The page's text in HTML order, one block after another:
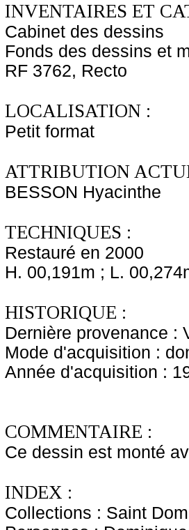
INVENTAIRES ET
Cabinet des dessins
Fonds des dessins et
RF 3762, Recto
LOCALISATION :
Petit format
ATTRIBUTION
BESSON Hyacinthe
TECHNIQUES :
Restauré en 2000
H. 00,191m ; L.
HISTORIQUE :
Dernière provenance :
Mode d'acquisition :
Année d'acquisition :
COMMENTAIRE :
Ce dessin est monté
INDEX :
Collections : Saint